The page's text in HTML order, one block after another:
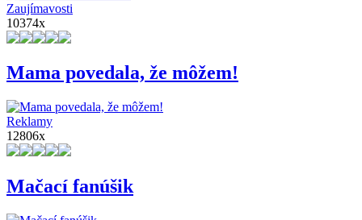
Zaujímavosti
10374x
Mama povedala, že môžem!
Reklamy
12806x
Mačací fanúšik